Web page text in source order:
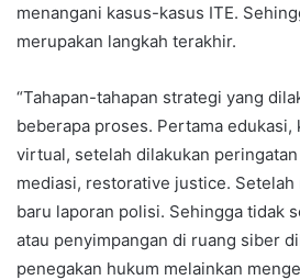
menangani kasus-kasus ITE.
merupakan langkah terakhir.
“Tahapan-tahapan strategi yang
beberapa proses. Pertama edukasi,
virtual, setelah dilakukan
mediasi, restorative justice.
baru laporan polisi. Sehingga tidak
atau penyimpangan di ruang siber
penegakan hukum melainkan